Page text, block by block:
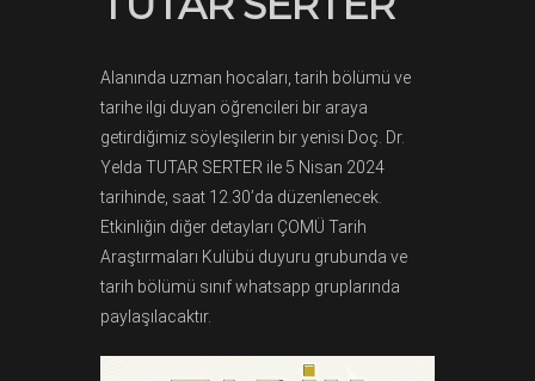
Alanında uzman hocaları, tarih bölümü ve
tarihe ilgi duyan öğrencileri bir araya
getirdiğimiz söyleşilerin bir yenisi Doç. Dr.
Yelda TUTAR SERTER ile 5 Nisan 2024
tarihinde, saat 12.30’da düzenlenecek.
Etkinliğin diğer detayları ÇOMÜ Tarih
Araştırmaları Kulübü duyuru grubunda ve
tarih bölümü sınıf whatsapp gruplarında
paylaşılacaktır.